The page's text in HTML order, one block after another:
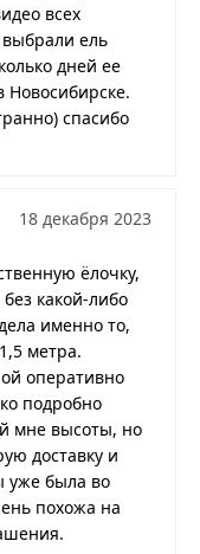
всех
ель
дней ее
Новосибирске.
спасибо
18 декабря 2023
ёлочку,
какой-либо
именно то,
метра.
оперативно
подробно
мне высоты, но
доставку и
уже была во
похожа на